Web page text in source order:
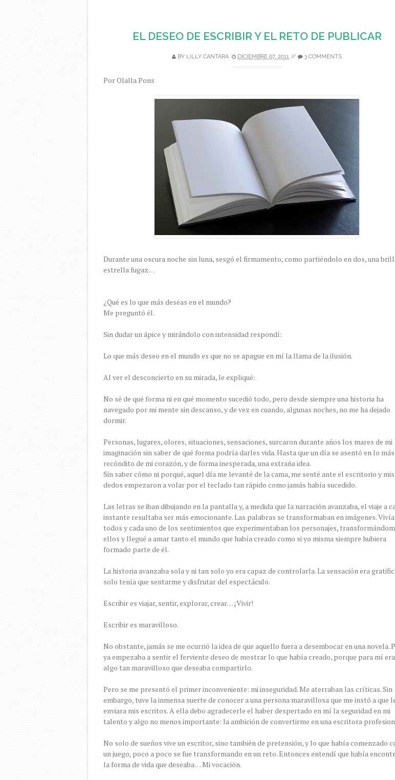
EL DESEO DE ESCRIBIR Y EL RETO DE PUBLICAR
BY LILLY CANTARA DICIEMBRE 07, 2011 // 3 COMMENTS
Por Olalla Pons
Durante una oscura noche sin luna, sesgó el firmamento, como partiéndolo en dos, una
estrella fugaz…
¿Qué es lo que más deseas en el mundo?
Me preguntó él.
Sin dudar un ápice y mirándolo con intensidad respondí:
Lo que más deseo en el mundo es que no se apague en mí la llama de la ilusión.
Al ver el desconcierto en su mirada, le expliqué:
No sé de qué forma ni en qué momento sucedió todo, pero desde siempre una historia ha
navegado por mi mente sin descanso, y de vez en cuando, algunas noches, no me ha dejado
dormir.
Personas, lugares, olores, situaciones, sensaciones, surcaron durante años los mares de mi
imaginación sin saber de qué forma podría darles vida. Hasta que un día se asentó en lo más
recóndito de mi corazón, y de forma inesperada, una extraña idea.
Sin saber cómo ni porqué, aquel día me levanté de la cama, me senté ante el escritorio y mis
dedos empezaron a volar por el teclado tan rápido como jamás había sucedido.
Las letras se iban dibujando en la pantalla y, a medida que la narración avanzaba, el viaje a
instante resultaba ser más emocionante. Las palabras se transformaban en imágenes. Vivía
todos y cada uno de los sentimientos que experimentaban los personajes,
ellos y llegué a amar tanto el mundo que había creado como si yo misma siempre hubiera
formado parte de él.
La historia avanzaba sola y ni tan solo yo era capaz de controlarla. La sensación era
solo tenía que sentarme y disfrutar del espectáculo.
Escribir es viajar, sentir, explorar, crear… ¡Vivir!
Escribir es maravilloso.
No obstante, jamás se me ocurrió la idea de que aquello fuera a desembocar en una novela.
ya empezaba a sentir el ferviente deseo de mostrar lo que había creado, porque para mí era
algo tan maravilloso que deseaba compartirlo.
Pero se me presentó el primer inconveniente: mi inseguridad. Me aterraban las críticas. Sin
embargo, tuve la inmensa suerte de conocer a una persona maravillosa que me instó a que
enviara mis escritos. A ella debo agradecerle el haber despertado en mí la seguridad en mi
talento y algo no menos importante: la ambición de convertirme en una escritora
No solo de sueños vive un escritor, sino también de pretensión, y lo que había comenzado
un juego, poco a poco se fue transformando en un reto. Entonces entendí que había
la forma de vida que deseaba… Mi vocación.